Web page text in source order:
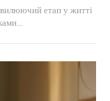
етап у житті